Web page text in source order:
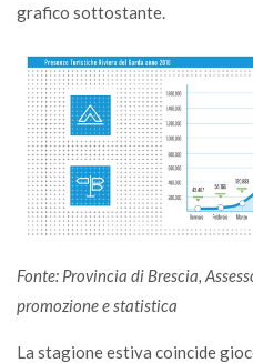
grafico sottostante.
Fonte: Provincia di Brescia,
promozione e statistica
La stagione estiva coincide